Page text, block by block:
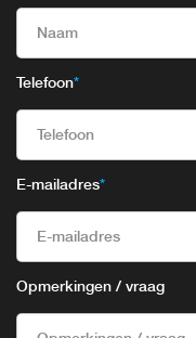
Telefoon*
E-mailadres*
Opmerkingen / vraag